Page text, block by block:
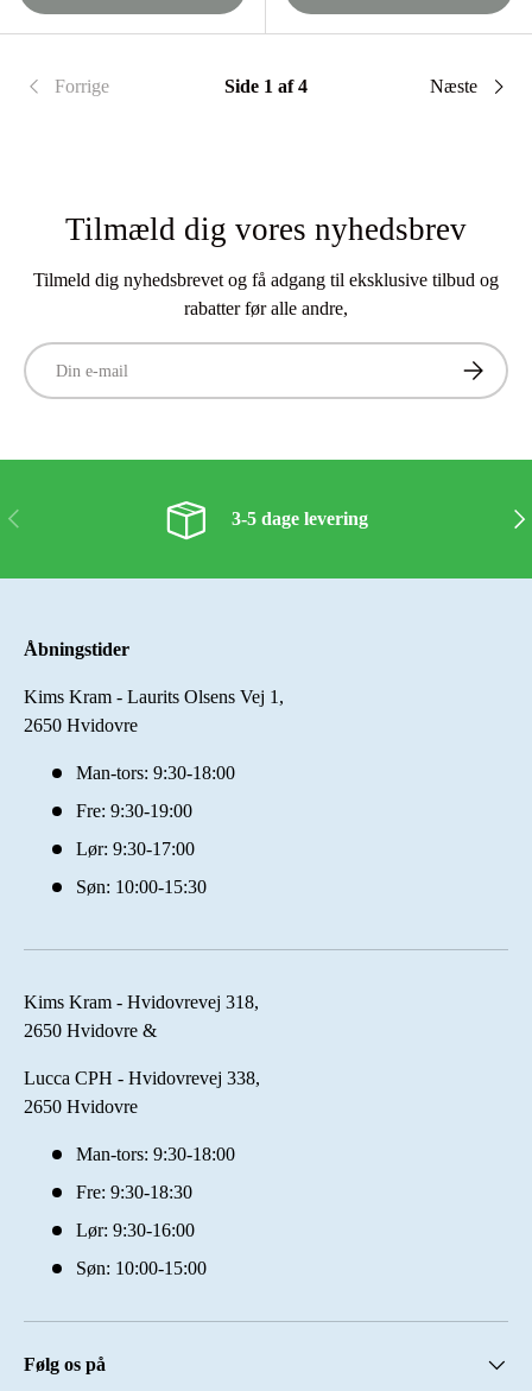
Forrige Side 1 af 4 Næste
Tilmæld dig vores nyhedsbrev
Tilmeld dig nyhedsbrevet og få adgang til eksklusive tilbud og
rabatter før alle andre,
E-mail
Tilmeld
Forrige 3-5 dage levering
Åbningstider
Kims Kram - Laurits Olsens Vej 1,
2650 Hvidovre
Man-tors: 9:30-18:00
Fre: 9:30-19:00
Lør: 9:30-17:00
Søn: 10:00-15:30
Kims Kram - Hvidovrevej 318,
2650 Hvidovre &
Lucca CPH - Hvidovrevej 338,
2650 Hvidovre
Man-tors: 9:30-18:00
Fre: 9:30-18:30
Lør: 9:30-16:00
Søn: 10:00-15:00
Følg os på